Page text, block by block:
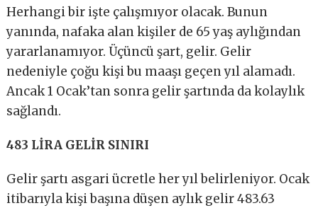
Herhangi bir işte çalışmıyor olacak. Bunun
yanında, nafaka alan kişiler de 65 yaş aylığından
yararlanamıyor. Üçüncü şart, gelir. Gelir
nedeniyle çoğu kişi bu maaşı geçen yıl alamadı.
Ancak 1 Ocak’tan sonra gelir şartında da kolaylık
sağlandı.
483 LİRA GELİR SINIRI
Gelir şartı asgari ücretle her yıl belirleniyor. Ocak
itibarıyla kişi başına düşen aylık gelir 483.63